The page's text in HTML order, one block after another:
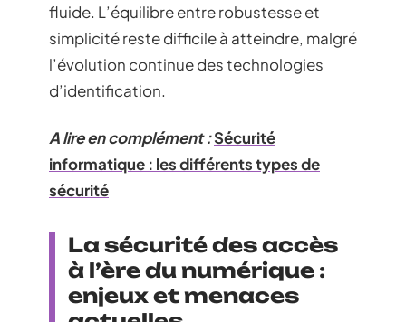
fluide. L’équilibre entre robustesse et
simplicité reste difficile à atteindre, malgré
l’évolution continue des technologies
d’identification.
A lire en complément :Sécurité
informatique : les différents types de
sécurité
La sécurité des accès
à l’ère du numérique :
enjeux et menaces